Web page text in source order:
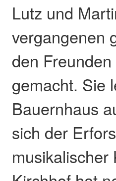
Lutz und
vergangenen
den
gemacht. Sie
Bauernhaus
sich der
musikalischer